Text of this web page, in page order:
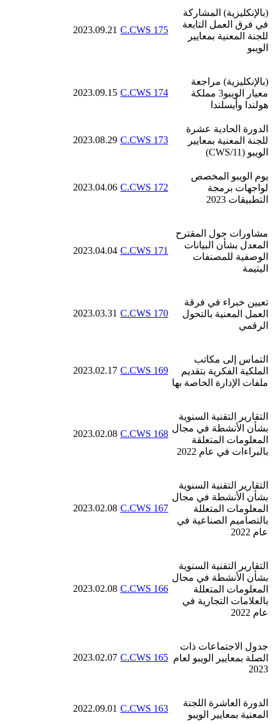
(بالإنكليزية) المشاركة
في فرق العمل التابعة
للجنة المعنية بمعايير
الويبو
C.CWS 175
2023.09.21
(بالإنكليزية) مراجعة
معيار الويبو3 مملكة
هولندا وأيسلندا
C.CWS 174
2023.09.15
الدورة الحادية عشرة
للجنة المعنية بمعايير
الويبو (CWS/11)
C.CWS 173
2023.08.29
يوم الويبو المخصص
لواجهات برمجة
التطبيقات 2023
C.CWS 172
2023.04.06
مشاورات حول المقترح
المعدل بشأن البيانات
الوصفية للمصنفات
اليتيمة
C.CWS 171
2023.04.04
تعيين خبراء في فرقة
العمل المعنية بالتحول
الرقمي
C.CWS 170
2023.03.31
التماس إلى مكاتب
الملكية الفكرية بتقديم
ملفات الإدارة الخاصة بها
C.CWS 169
2023.02.17
التقارير التقنية السنوية
بشأن الأنشطة في مجال
المعلومات المتعلقة
بالبراءات في عام 2022
C.CWS 168
2023.02.08
التقارير التقنية السنوية
بشأن الأنشطة في مجال
المعلومات المتعللة
بالتصاميم الصناعية في
عام 2022
C.CWS 167
2023.02.08
التقارير التقنية السنوية
بشأن الأنشطة في مجال
المعلومات المتعللة
بالعلامات التجارية في
عام 2022
C.CWS 166
2023.02.08
جدول الاجتماعات ذات
الصلة بمعايير الويبو لعام
2023
C.CWS 165
2023.02.07
الدورة العاشرة اللجنة
المعنية بمعايير الويبو
C.CWS 163
2022.09.01